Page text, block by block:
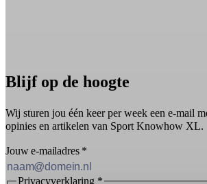
Blijf op de hoogte
Wij sturen jou één keer per week een e-mail
opinies en artikelen van Sport Knowhow XL.
Jouw e-mailadres *
Privacyverklaring *